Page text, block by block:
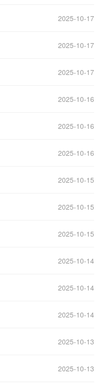
2025-10-17
2025-10-17
2025-10-17
2025-10-16
2025-10-16
2025-10-16
2025-10-15
2025-10-15
2025-10-15
2025-10-14
2025-10-14
2025-10-14
2025-10-13
2025-10-13